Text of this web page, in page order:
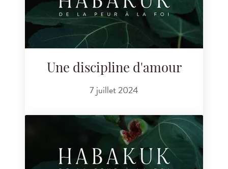
Une discipline d'amour
7 juillet 2024